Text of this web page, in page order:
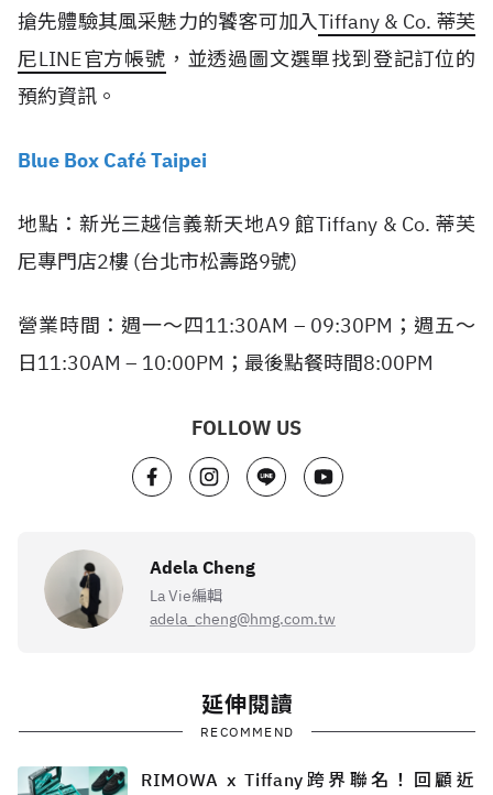
搶先體驗其風采魅力的饕客可加入Tiffany & Co. 蒂芙
尼LINE官方帳號 ，並透過圖文選單找到登記訂位的
預約資訊。
Blue Box Café Taipei
地點：新光三越信義新天地A9 館Tiffany & Co. 蒂芙
尼專門店2樓 (台北市松壽路9號)
營業時間：週一～四11:30AM – 09:30PM；週五～
日11:30AM – 10:00PM；最後點餐時間8:00PM
FOLLOW US
Adela Cheng
La Vie編輯
adela_cheng@hmg.com.tw
延伸閱讀
RECOMMEND
RIMOWA x Tiffany跨界聯名！回顧近